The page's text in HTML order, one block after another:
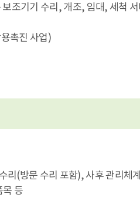
조기기 수리, 개조, 임대, 세척
촉진 사업)
리(방문 수리 포함), 사후 관리체
목 등